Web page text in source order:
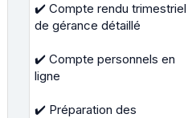
✔️ Compte rendu trimestriel
de gérance détaillé
✔️ Compte personnels en
ligne
✔️ Préparation des